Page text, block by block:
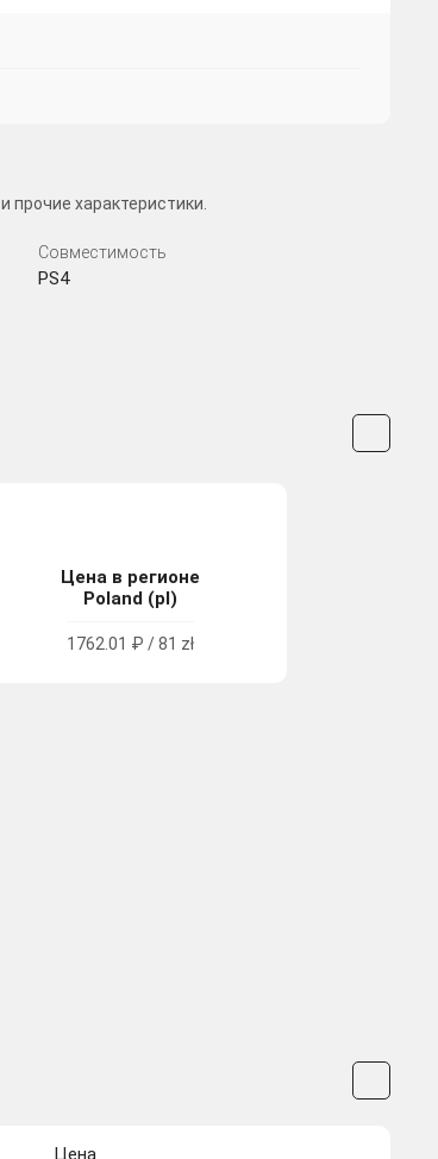
и прочие характеристики.
Совместимость
PS4
Цена в регионе
Poland (pl)
1762.01 ₽ / 81 zł
Цена